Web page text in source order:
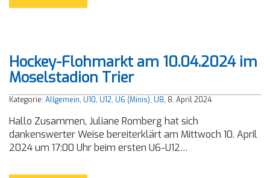
Hockey-Flohmarkt am 10.04.2024 im
Moselstadion Trier
Kategorie: Allgemein, U10, U12, U6 (Minis), U8, 8. April 2024
Hallo Zusammen, Juliane Romberg hat sich
dankenswerter Weise bereiterklärt am Mittwoch 10. April
2024 um 17:00 Uhr beim ersten U6-U12…